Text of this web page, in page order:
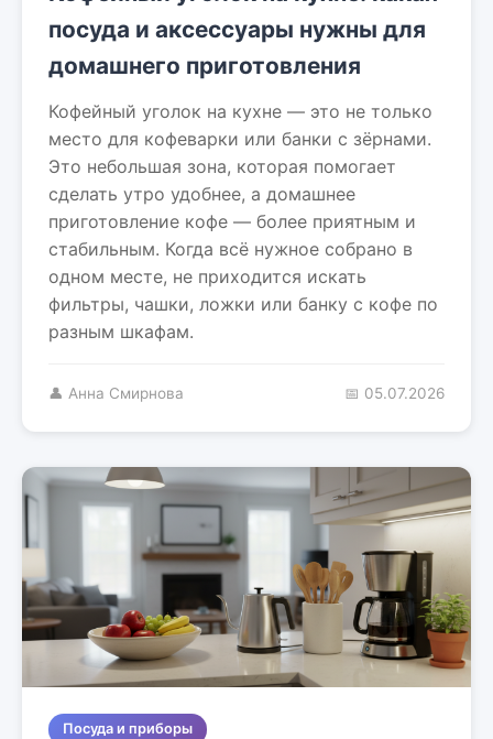
посуда и аксессуары нужны для
домашнего приготовления
Кофейный уголок на кухне — это не только
место для кофеварки или банки с зёрнами.
Это небольшая зона, которая помогает
сделать утро удобнее, а домашнее
приготовление кофе — более приятным и
стабильным. Когда всё нужное собрано в
одном месте, не приходится искать
фильтры, чашки, ложки или банку с кофе по
разным шкафам.
👤 Анна Смирнова 📅 05.07.2026
Посуда и приборы